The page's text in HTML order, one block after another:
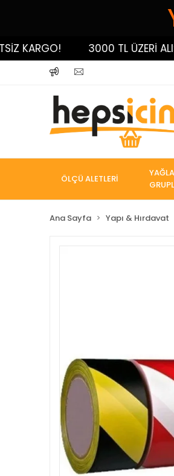
3000 TL ÜZERİ
ÖLÇÜ ALETLERİ
Ana Sayfa Yapı & Hırdavat